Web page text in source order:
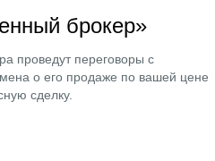
брокер»
проведут переговоры с
о его продаже по вашей цене
сделку.